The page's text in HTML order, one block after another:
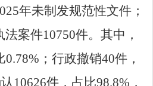
年未制发规范性文件 ；
法案件10750件。其中，
0.78% ；行政撤销40件，
10626件，占比98.8% ，